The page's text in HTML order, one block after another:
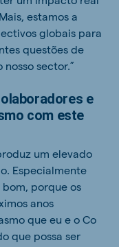
estamos a
globais para
questões de
sector.”
e
com este
um elevado
Especialmente
porque os
anos
que eu e o Co
que possa ser